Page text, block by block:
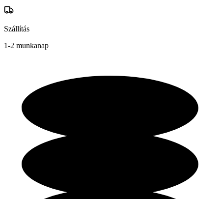
Szállítás
1-2 munkanap